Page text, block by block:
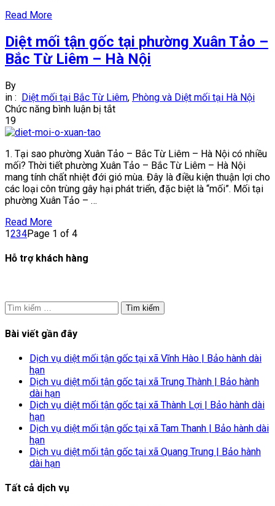
Hà
Nội
Read More
Diệt mối tận gốc tại phường Xuân Tảo –
Bắc Từ Liêm – Hà Nội
By
in : Diệt mối tại Bắc Từ Liêm, Phòng và Diệt mối tại Hà Nội
Chức năng bình luận bị tắtở
gốc
tại
phường
Xuân
19
1. Tại sao phường Xuân Tảo – Bắc Từ Liêm – Hà Nội có nhiều
mối? Thời tiết phường Xuân Tảo – Bắc Từ Liêm – Hà Nội
mang tính chất nhiệt đới gió mùa. Đây là điều kiện thuận lợi cho
các loại côn trùng gây hại phát triển, đặc biệt là “mối”. Mối tại
phường Xuân Tảo – …
Read More
1234Page 1 of 4
Hỗ trợ khách hàng
Tìm
cho:
Bài viết gần đây
Dịch vụ diệt mối tận gốc tại xã Vĩnh Hào | Bảo hành dài
hạn
Dịch vụ diệt mối tận gốc tại xã Trung Thành | Bảo hành
dài hạn
Dịch vụ diệt mối tận gốc tại xã Thành Lợi | Bảo hành dài
hạn
Dịch vụ diệt mối tận gốc tại xã Tam Thanh | Bảo hành dài
hạn
Dịch vụ diệt mối tận gốc tại xã Quang Trung | Bảo hành
dài hạn
Tất cả dịch vụ